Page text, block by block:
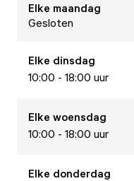
Elke maandag
Gesloten
Elke dinsdag
10:00 - 18:00 uur
Elke woensdag
10:00 - 18:00 uur
Elke donderdag